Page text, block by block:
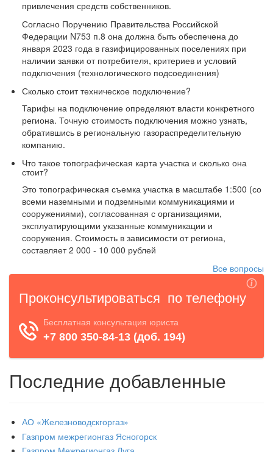
привлечения средств собственников.
Согласно Поручению Правительства Российской
Федерации N753 п.8 она должна быть обеспечена до
января 2023 года в газифицированных поселениях при
наличии заявки от потребителя, критериев и условий
подключения (технологического подсоединения)
Сколько стоит техническое подключение?
Тарифы на подключение определяют власти конкретного
региона. Точную стоимость подключения можно узнать,
обратившись в региональную газораспределительную
компанию.
Что такое топографическая карта участка и сколько она
стоит?
Это топографическая съемка участка в масштабе 1:500 (со
всеми наземными и подземными коммуникациями и
сооружениями), согласованная с организациями,
эксплуатирующими указанные коммуникации и
сооружения. Стоимость в зависимости от региона,
составляет 2 000 - 10 000 рублей
Все вопросы
Последние добавленные
АО «Железноводскгоргаз»
Газпром межрегионгаз Ясногорск